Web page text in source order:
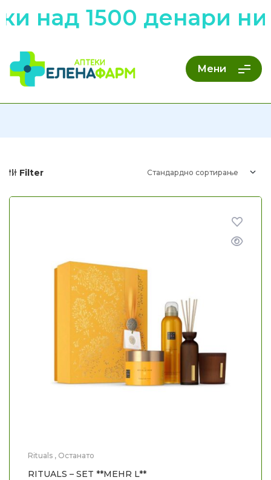
над 1500 денари
Мени
Filter
Rituals , Останато
RITUALS – SET **MEHR L**